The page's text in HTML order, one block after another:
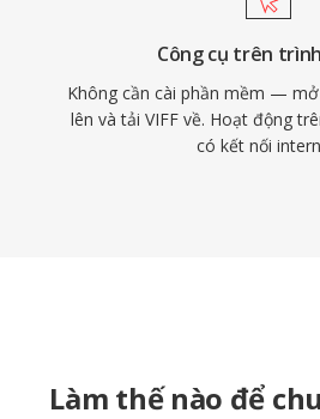
Công cụ trên
Không cần cài phần mềm —
lên và tải VIFF về. Hoạt động
có kết nối
Làm thế nào để